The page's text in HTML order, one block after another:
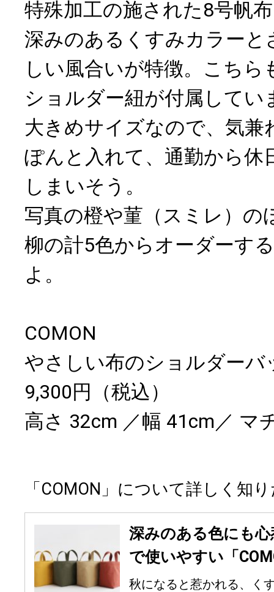
特殊加工の施された8号帆
深みのあるくすみカラーと
しい風合いが特徴。こちら
ショルダー紐が付属してい
大きめサイズなので、気兼
ぽんと入れて、通勤から休
しまいそう。
写真の橙や菫（スミレ）の
柳の計5色からオーダーす
よ。
COMON
やさしい布のショルダーバ
9,300円（税込）
高さ 32cm ／幅 41cm／ マ
「COMON」について詳しく知
深みのある色にも
で使いやすい「
秋になると惹かれる、く